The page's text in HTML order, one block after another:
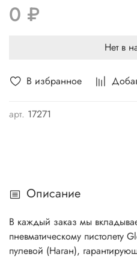
В избранное
арт. 17271
0 ₽
Нет в
Описание
В каждый заказ мы
пневматическому пистолету
пулевой (Наган),